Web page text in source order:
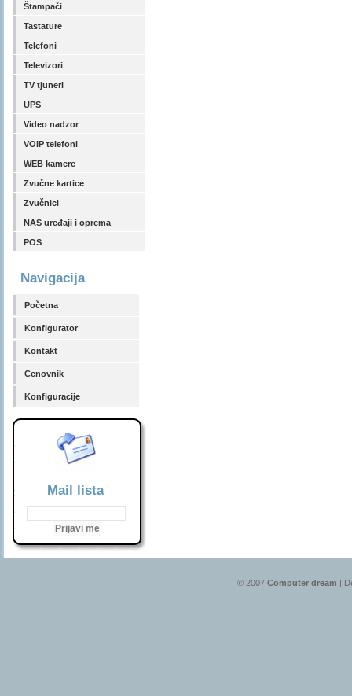
Štampači
Tastature
Telefoni
Televizori
TV tjuneri
UPS
Video nadzor
VOIP telefoni
WEB kamere
Zvučne kartice
Zvučnici
NAS uređaji i oprema
POS
Navigacija
Početna
Konfigurator
Kontakt
Cenovnik
Konfiguracije
Mail lista
© 2007 Computer dream |